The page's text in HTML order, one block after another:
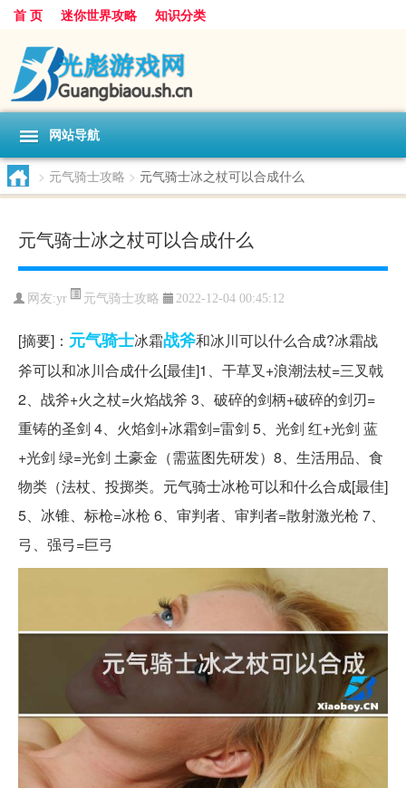
首 页 迷你世界攻略 知识分类
网站导航
> 元气骑士攻略 > 元气骑士冰之杖可以合成什么
元气骑士冰之杖可以合成什么
网友:yr 元气骑士攻略 2022-12-04 00:45:12
[摘要]： 元气骑士冰霜战斧和冰川可以什么合成?冰霜战
斧可以和冰川合成什么[最佳]1、干草叉+浪潮法杖=三叉戟
2、战斧+火之杖=火焰战斧 3、破碎的剑柄+破碎的剑刃=
重铸的圣剑 4、火焰剑+冰霜剑=雷剑 5、光剑 红+光剑 蓝
+光剑 绿=光剑 土豪金（需蓝图先研发）8、生活用品、食
物类（法杖、投掷类。元气骑士冰枪可以和什么合成[最佳]
5、冰锥、标枪=冰枪 6、审判者、审判者=散射激光枪 7、
弓、强弓=巨弓